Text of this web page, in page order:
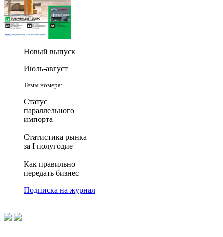
Новый выпуск
Июль-август
Темы номера:
Статус
параллельного
импорта
Статистика рынка
за I полугодие
Как правильно
передать бизнес
Подписка на журнал